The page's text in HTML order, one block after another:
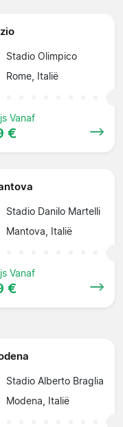
Stadio Olimpico
Rome, Italië
Vanaf
€
Stadio Danilo Martelli
Mantova, Italië
Vanaf
€
Stadio Alberto Braglia
Modena, Italië